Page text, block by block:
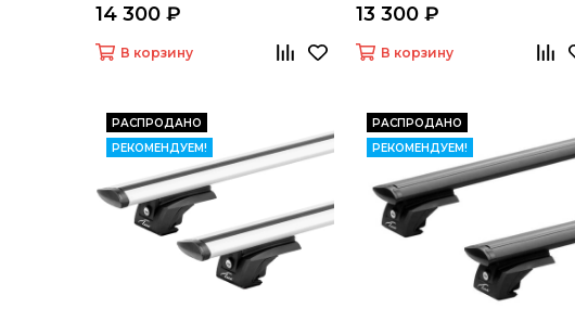
черные 110 см)
14 300 ₽
В корзину
серые 110 см)
13 300 ₽
В корзину
РАСПРОДАНО
РЕКОМЕНДУЕМ!
РАСПРОДАНО
РЕКОМЕНДУЕМ!